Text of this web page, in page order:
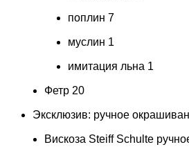
поплин 7
муслин 1
имитация льна 1
Фетр 20
Эксклюзив: ручное
Вискоза Steiff Schulte